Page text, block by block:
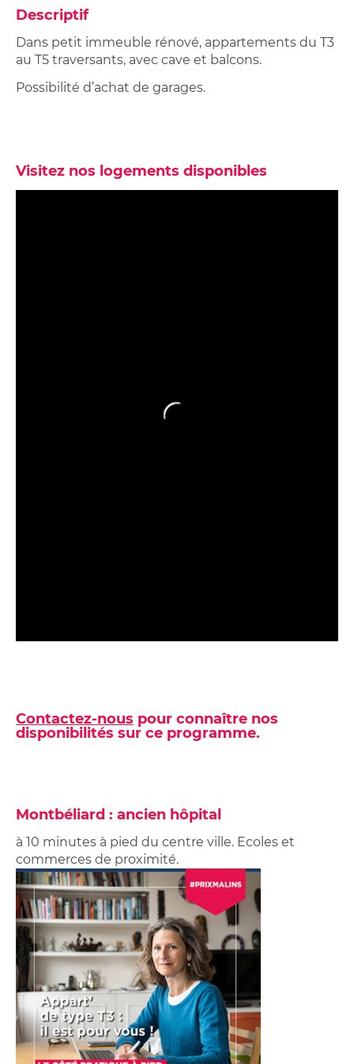
Descriptif
Dans petit immeuble rénové, appartements du T3
au T5 traversants, avec cave et balcons.
Possibilité d’achat de garages.
Visitez nos logements disponibles
Contactez-nous pour connaître nos
disponibilités sur ce programme.
Montbéliard : ancien hôpital
à 10 minutes à pied du centre ville. Ecoles et
commerces de proximité.